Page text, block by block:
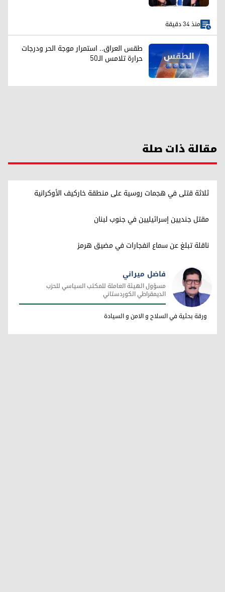
منذ 34 دقيقة
طقس العراق.. استمرار موجة الحر ودرجات
حرارة تلامس الـ50
مقالة ذات صلة
ثلاثة قتلى في هجمات روسية على منطقة خاركيف الأوكرانية
مقتل جنديين إسرائيليين في جنوب لبنان
ناقلة تبلغ عن سماع انفجارات في مضيق هرمز
فاضل ميراني
فاضل ميراني
مسؤول الهيئة العاملة للمكتب السياسي للحزب
الديمقراطي الكوردستاني
ورقة بحثية في السلاح و الامن و السيادة